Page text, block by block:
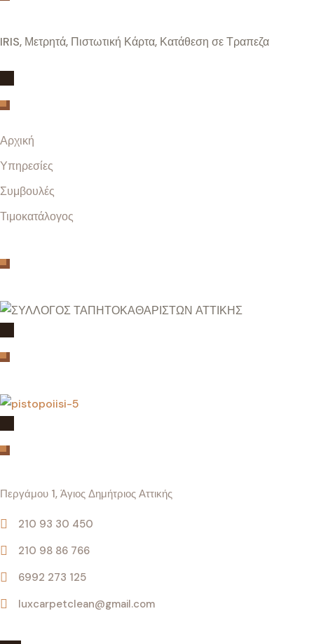
IRIS, Μετρητά, Πιστωτική Κάρτα, Κατάθεση σε Τραπεζα
Αρχική
Υπηρεσίες
Συμβουλές
Τιμοκατάλογος
Περγάμου 1, Άγιος Δημήτριος Αττικής
210 93 30 450
210 98 86 766
6992 273 125
luxcarpetclean@gmail.com